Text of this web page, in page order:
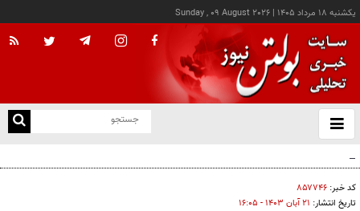
يکشنبه ۱۸ مرداد ۱۴۰۵ |
Sunday , 09 August 2026
باز
و
عامل افزایش قبوض آب و برق برخی مشترکان چه بود؟
کد خبر: ۸۵۷۷۴۶
تاریخ انتشار: ۲۱ آبان ۱۴۰۳ - ۱۶:۰۵